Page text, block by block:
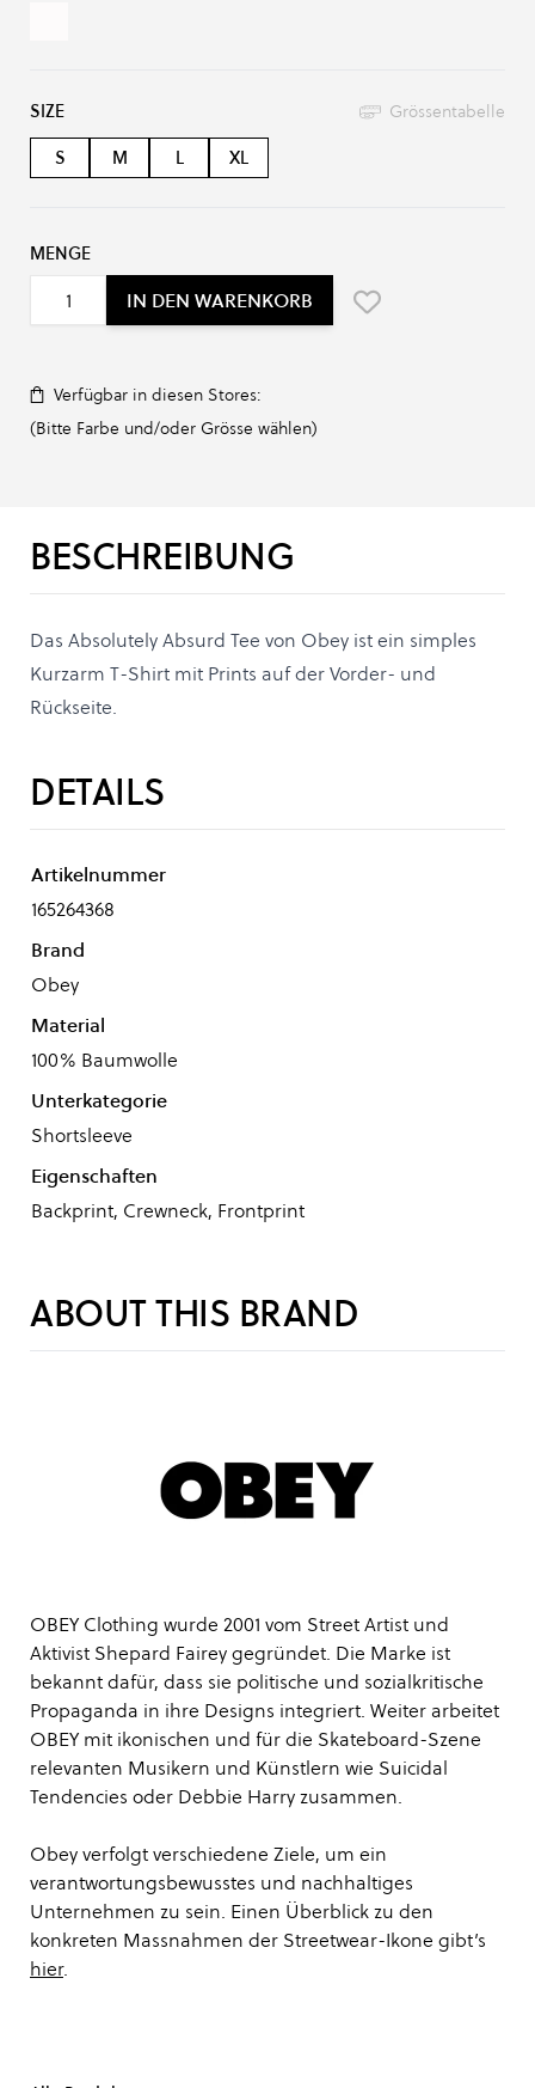
SIZE
Grössentabelle
S
M L XL
MENGE
IN DEN WARENKORB
Verfügbar in diesen Stores:
(Bitte Farbe und/oder Grösse wählen)
BESCHREIBUNG
Das Absolutely Absurd Tee von Obey ist ein simples
Kurzarm T-Shirt mit Prints auf der Vorder- und
Rückseite.
DETAILS
Artikelnummer
165264368
Brand
Obey
Material
100% Baumwolle
Unterkategorie
Shortsleeve
Eigenschaften
Backprint, Crewneck, Frontprint
ABOUT THIS BRAND
OBEY Clothing wurde 2001 vom Street Artist und
Aktivist Shepard Fairey gegründet. Die Marke ist
bekannt dafür, dass sie politische und sozialkritische
Propaganda in ihre Designs integriert. Weiter arbeitet
OBEY mit ikonischen und für die Skateboard-Szene
relevanten Musikern und Künstlern wie Suicidal
Tendencies oder Debbie Harry zusammen.
Obey verfolgt verschiedene Ziele, um ein
verantwortungsbewusstes und nachhaltiges
Unternehmen zu sein. Einen Überblick zu den
konkreten Massnahmen der Streetwear-Ikone gibt’s
hier.